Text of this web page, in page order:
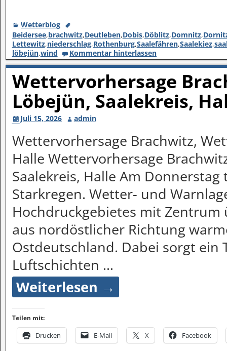
Wetterblog
Beidersee,brachwitz,Deutleben,Dobis,Döblitz,Domnitz,
Lettewitz,niederschlag,Rothenburg,Saalefähren,Saalekiez,
löbejün,wind Kommentar hinterlassen
Wettervorhersage
Löbejün, Saalekreis,
Juli 15, 2026 admin
Wettervorhersage Brachwitz,
Halle Wettervorhersage
Saalekreis, Halle Am
Starkregen. Wetter- und
Hochdruckgebietes mit
aus nordöstlicher Richtung
Ostdeutschland. Dabei sorgt ein
Luftschichten …
Weiterlesen →
Teilen mit:
Drucken E-Mail X Facebook